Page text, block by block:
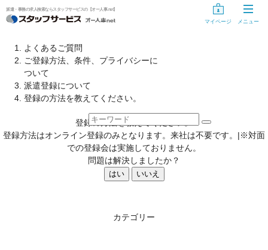
派遣・事務の求人検索ならスタッフサービスの【オー人事.net】
マイページ メニュー
お仕事を探す
気になるリスト
スタッフサービスに登録する
よくあるご質問
ご登録方法、条件、プライバシーに
ついて
派遣登録について
登録の方法を教えてください。
登録の方法を教えてください。
登録方法はオンライン登録のみとなります。来社は不要です。|※対面
での登録会は実施しておりません。
問題は解決しましたか？
はい いいえ
カテゴリー